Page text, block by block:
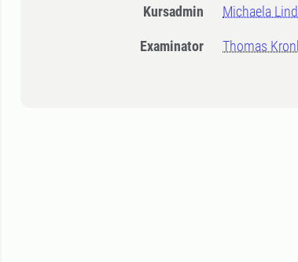
Kursadmin Michaela
Examinator Thomas